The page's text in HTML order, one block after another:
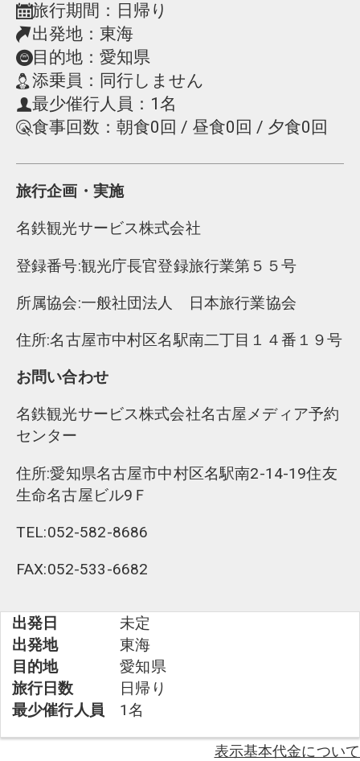
旅行期間：日帰り
出発地：東海
目的地：愛知県
添乗員：同行しません
最少催行人員：1名
食事回数：朝食0回 / 昼食0回 / 夕食0回
旅行企画・実施
名鉄観光サービス株式会社
登録番号:観光庁長官登録旅行業第５５号
所属協会:一般社団法人 日本旅行業協会
住所:名古屋市中村区名駅南二丁目１４番１９号
お問い合わせ
名鉄観光サービス株式会社名古屋メディア予約
センター
住所:愛知県名古屋市中村区名駅南2-14-19住友
生命名古屋ビル9Ｆ
TEL:052-582-8686
FAX:052-533-6682
出発日
未定
出発地
東海
目的地
愛知県
旅行日数
日帰り
最少催行人員
1名
表示基本代金について